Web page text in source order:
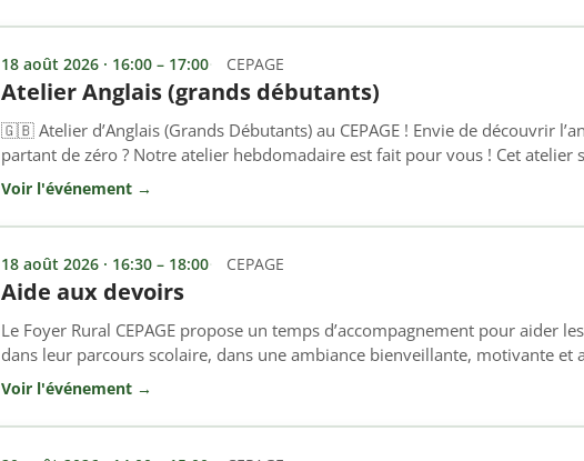
vocabulaire […]
18 août 2026 · 16:00 – 17:00 CEPAGE
Atelier Anglais (grands débutants)
🇬🇧 Atelier d’Anglais (Grands Débutants) au CEPAGE ! Envie de découvrir
partant de zéro ? Notre atelier hebdomadaire est fait pour vous ! Cet atelier
spécifiquement aux personnes n’ayant jamais (ou très peu) pratiqué l’anglais.
ambiance bienveillante et conviviale. […]
Voir l'événement →
18 août 2026 · 16:30 – 18:00 CEPAGE
Aide aux devoirs
Le Foyer Rural CEPAGE propose un temps d’accompagnement pour aider
dans leur parcours scolaire, dans une ambiance bienveillante, motivante et
chacun. 👉 Tous les mardis et vendredis 🕓 De 16h30 à 18h Ce temps
Gagner en autonomie ✔ Bénéficier […]
Voir l'événement →